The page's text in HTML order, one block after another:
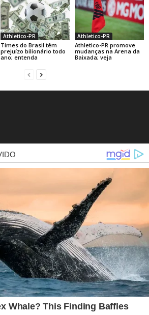
Athletico-PR
Times do Brasil têm
prejuízo bilionário todo
ano; entenda
Athletico-PR
Athletico-PR promove
mudanças na Arena da
Baixada; veja